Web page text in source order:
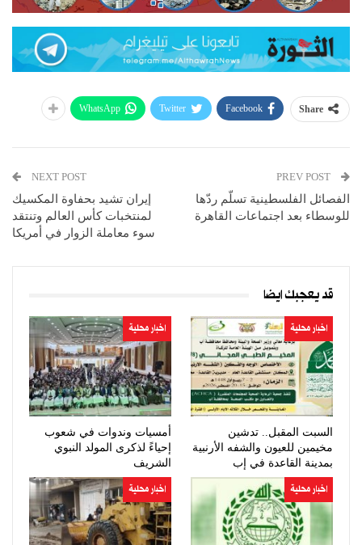
Share
Facebook
Twitter
WhatsApp
الفصائل الفلسطينية تسلّم ردّها
للوسطاء بعد اجتماعات القاهرة
NEXT POST
إيران تشيد بحفاوة المكسيك
لمنتخبات كأس العالم وتنتقد
سوء معاملة الزوار في أمريكا
قد يعجبك ايضا
اخبار محلية
السبت المقبل.. تدشين
مخيمين للعيون والشفه الأرنبية
بمدينة القاعدة في إب
اخبار محلية
أمسيات وندوات في شعوب
إحياءً لذكرى المولد النبوي
الشريف
اخبار محلية اخبار محلية